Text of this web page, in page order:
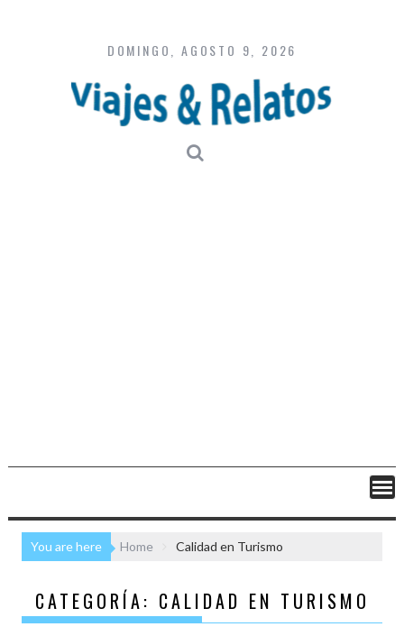
content
DOMINGO, AGOSTO 9, 2026
You are here Home Calidad en Turismo
CATEGORÍA: CALIDAD EN TURISMO